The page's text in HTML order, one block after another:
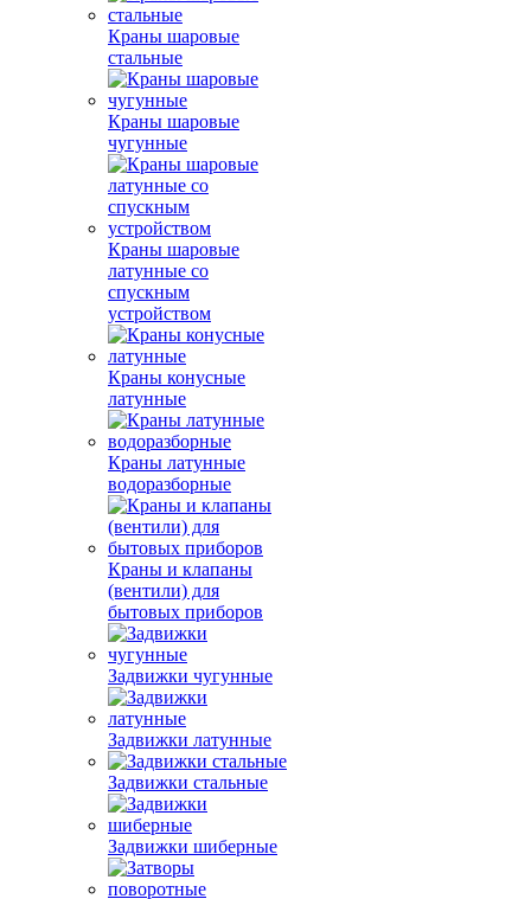
Краны шаровые
стальные
Краны шаровые
чугунные
Краны шаровые
латунные со
спускным
устройством
Краны конусные
латунные
Краны латунные
водоразборные
Краны и клапаны
(вентили) для
бытовых приборов
Задвижки чугунные
Задвижки латунные
Задвижки стальные
Задвижки шиберные